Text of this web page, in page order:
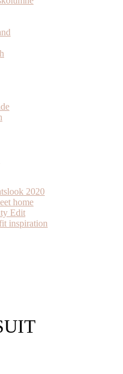
2020
home
Edit
inspiration